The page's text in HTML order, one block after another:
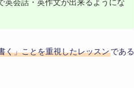
英会話・英作文が出来るようにな
く」ことを重視したレッスンである